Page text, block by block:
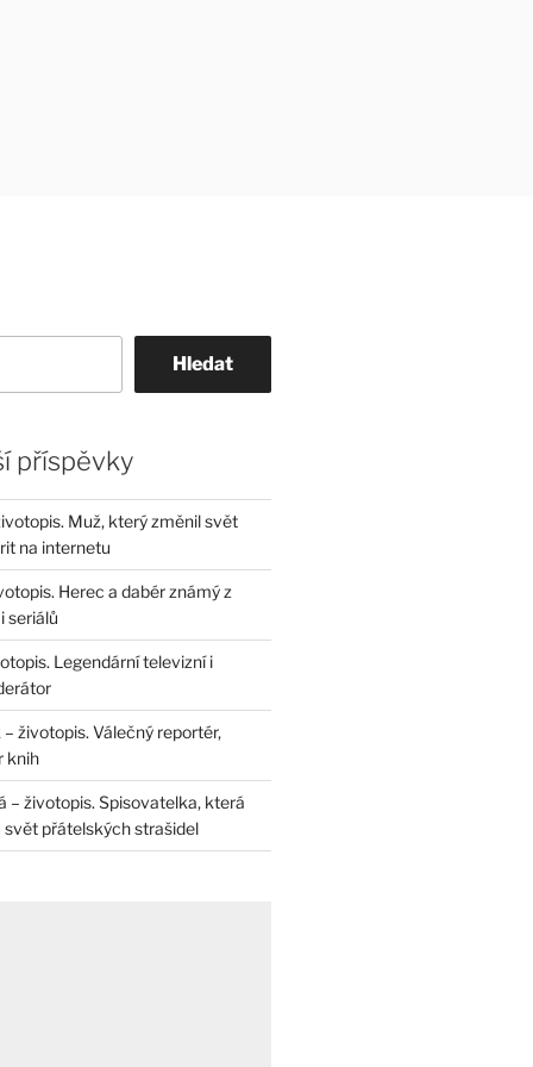
Hledat
příspěvky
Muž, který změnil svět
na internetu
Herec a dabér známý z
seriálů
Legendární televizní i
životopis. Válečný reportér,
knih
– životopis. Spisovatelka, která
přátelských strašidel